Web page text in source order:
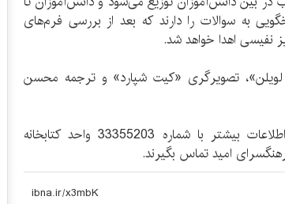
به سوالات را دارند که بعد از بررسی فرم‌های
نفیسی اهدا خواهد شد.
تصویرگری «کیت شپارد» و ترجمه محسن
علاقه‌مندان می‌توانند برای کسب اطلاعات بیشتر با شماره 33355203 واحد کتابخانه